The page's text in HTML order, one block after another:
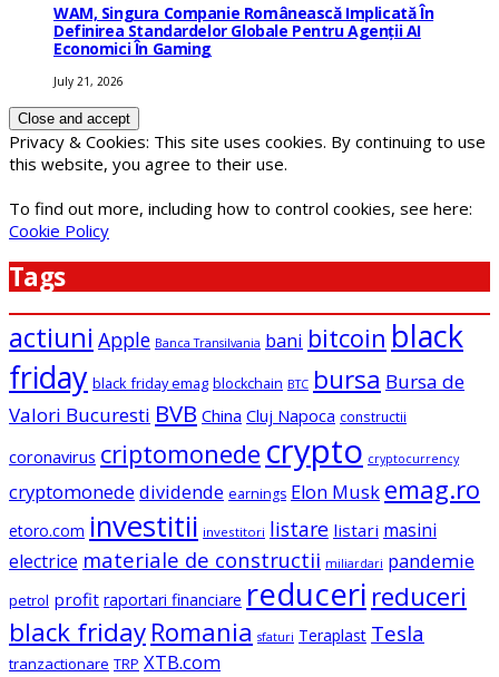
WAM, Singura Companie Românească Implicată În
Definirea Standardelor Globale Pentru Agenții AI
Economici În Gaming
July 21, 2026
Privacy & Cookies: This site uses cookies. By continuing to use
this website, you agree to their use.
To find out more, including how to control cookies, see here:
Cookie Policy
Tags
actiuni Apple Banca Transilvania bani bitcoin black
friday black friday emag blockchain BTC bursa Bursa de
Valori Bucuresti BVB China Cluj Napoca constructii
coronavirus criptomonede crypto cryptocurrency
cryptomonede dividende earnings Elon Musk emag.ro
etoro.com investitii investitori listare listari masini
electrice materiale de constructii miliardari pandemie
petrol profit raportari financiare reduceri reduceri
black friday Romania sfaturi Teraplast Tesla
tranzactionare TRP XTB.com